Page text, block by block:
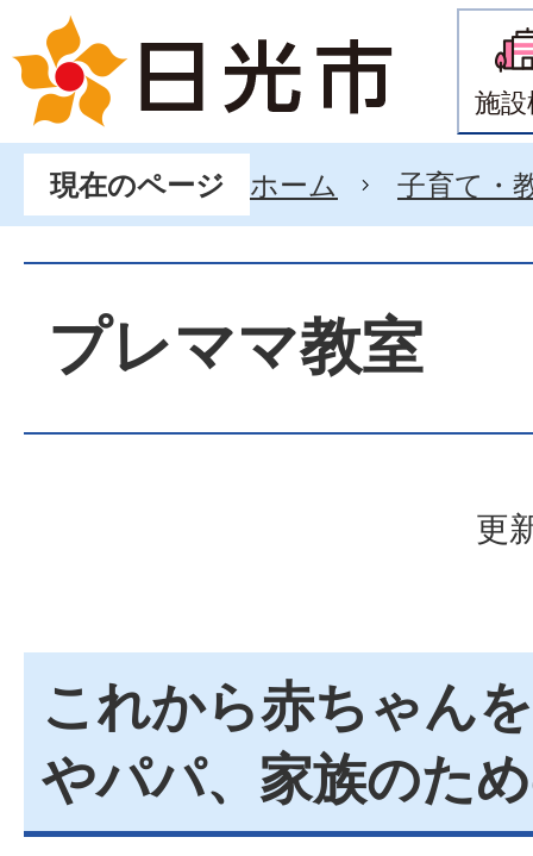
施
現在のページ ホーム 子育て・
プレママ教室
更
これから赤ちゃん
やパパ、家族のた